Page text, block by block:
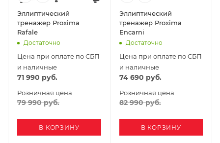
Эллиптический
тренажер Proxima
Rafale
Достаточно
Цена при оплате по СБП
и наличные
71 990 руб.
Розничная цена
79 990руб.
В КОРЗИНУ
Эллиптический
тренажер Proxima
Encarni
Достаточно
Цена при оплате по СБП
и наличные
74 690 руб.
Розничная цена
82 990руб.
В КОРЗИНУ